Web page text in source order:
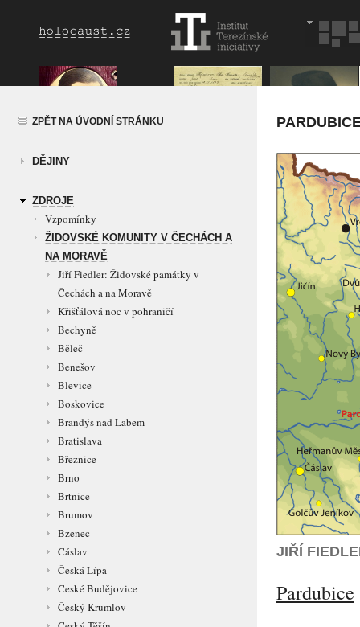
ZPĚT NA ÚVODNÍ STRÁNKU
DĚJINY
ZDROJE
Vzpomínky
ŽIDOVSKÉ KOMUNITY V ČECHÁCH A
NA MORAVĚ
Jiří Fiedler: Židovské památky v
Čechách a na Moravě
Křišťálová noc v pohraničí
Bechyně
Běleč
Benešov
Blevice
Boskovice
Brandýs nad Labem
Bratislava
Březnice
Brno
Brtnice
Brumov
Bzenec
Čáslav
Česká Lípa
České Budějovice
Český Krumlov
JIŘÍ
Pardubice